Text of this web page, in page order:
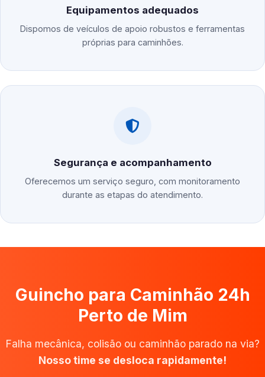
Equipamentos adequados
Dispomos de veículos de apoio robustos e ferramentas
próprias para caminhões.
Segurança e acompanhamento
Oferecemos um serviço seguro, com monitoramento
durante as etapas do atendimento.
Guincho para Caminhão 24h
Perto de Mim
Falha mecânica, colisão ou caminhão parado na via?
Nosso time se desloca rapidamente!